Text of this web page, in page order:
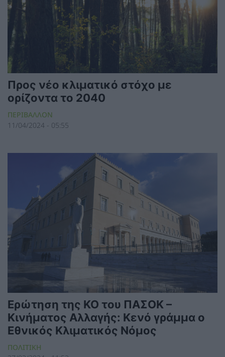
Προς νέο κλιματικό στόχο με
ορίζοντα το 2040
ΠΕΡΙΒΑΛΛΟΝ
11/04/2024 - 05:55
Ερώτηση της ΚΟ του ΠΑΣΟΚ –
Κινήματος Αλλαγής: Κενό γράμμα ο
Εθνικός Κλιματικός Νόμος
ΠΟΛΙΤΙΚΗ